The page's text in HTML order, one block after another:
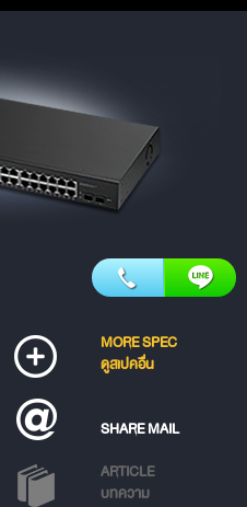
MORE SPEC
ดูสเปคอื่น
SHARE MAIL
ARTICLE
บทความ